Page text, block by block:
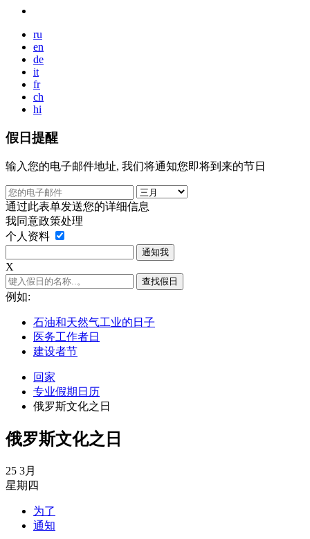
ru
en
de
it
fr
ch
hi
假日提醒
输入您的电子邮件地址, 我们将通知您即将到来的节日
通过此表单发送您的详细信息
我同意政策处理
个人资料
通知我
Х
查找假日
例如:
石油和天然气工业的日子
医务工作者日
建设者节
回家
专业假期日历
俄罗斯文化之日
俄罗斯文化之日
25 3月
星期四
为了
通知